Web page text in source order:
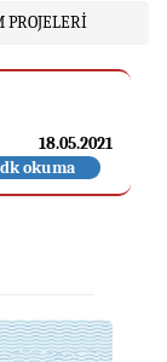
PROJELERİ
18.05.2021
okuma